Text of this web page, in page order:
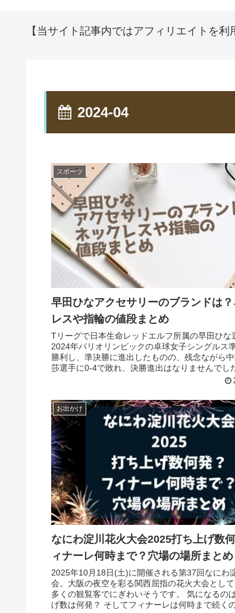
【当サイト記事内ではアフィリエイトを利
2024-04
スポーツ
早田ひなアクセサリーのブランドは？
レスや指輪の値段まとめ
Tリーグで日本生命レッドエルフ所属の早田ひな
2024年パリオリンピックの卓球女子シングルス
勝利し、準決勝に進出したものの、残念ながら
莎選手に0-4で敗れ、決勝進出はなりませんでし
お出かけ
なにわ淀川花火大会2025打ち上げ数
ィナーレ何時まで？穴場の場所まとめ
2025年10月18日(土)に開催される第37回なにわ
会。大阪の夜空を彩る関西屈指の花火大会とし
多くの観覧客でにぎわいそうです。 気になるの
げ数は何発？ そしてフィナーレは何時まで続くの